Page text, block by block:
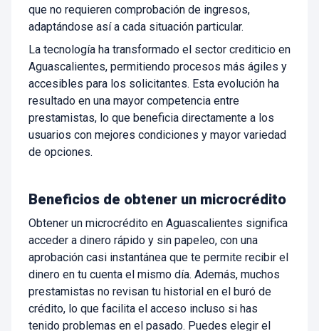
que no requieren comprobación de ingresos,
adaptándose así a cada situación particular.
La tecnología ha transformado el sector crediticio en
Aguascalientes, permitiendo procesos más ágiles y
accesibles para los solicitantes. Esta evolución ha
resultado en una mayor competencia entre
prestamistas, lo que beneficia directamente a los
usuarios con mejores condiciones y mayor variedad
de opciones.
Beneficios de obtener un microcrédito
Obtener un microcrédito en Aguascalientes significa
acceder a dinero rápido y sin papeleo, con una
aprobación casi instantánea que te permite recibir el
dinero en tu cuenta el mismo día. Además, muchos
prestamistas no revisan tu historial en el buró de
crédito, lo que facilita el acceso incluso si has
tenido problemas en el pasado. Puedes elegir el